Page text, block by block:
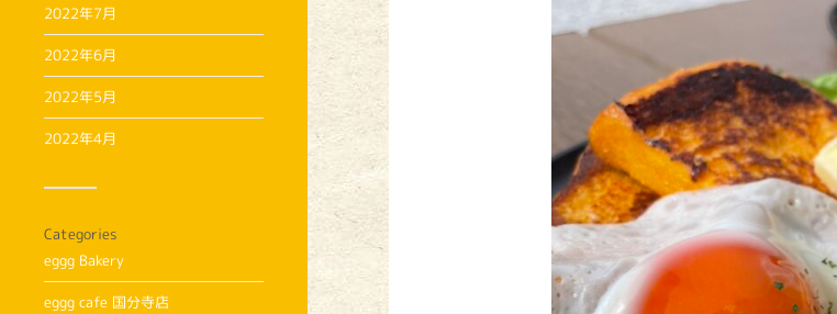
2022年7月
2022年6月
2022年5月
2022年4月
Categories
eggg Bakery
eggg cafe 国分寺店